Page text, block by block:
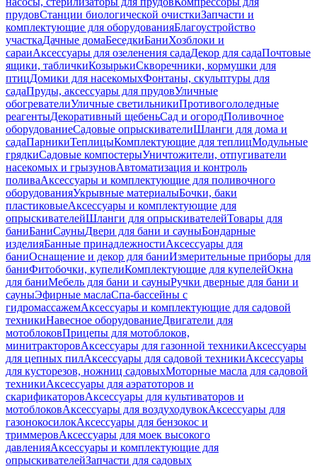
прудовСтанции биологической очисткиЗапчасти и
комплектующие для оборудованияБлагоустройство
участкаДачные домаБеседкиБаниХозблоки и
сараиАксессуары для озеленения садаДекор для садаПочтовые
ящики, табличкиКозырькиСкворечники, кормушки для
птицДомики для насекомыхФонтаны, скульптуры для
садаПруды, аксессуары для прудовУличные
обогревателиУличные светильникиПротивогололедные
реагентыДекоративный щебеньСад и огородПоливочное
оборудованиеСадовые опрыскивателиШланги для дома и
садаПарникиТеплицыКомплектующие для теплицМодульные
грядкиСадовые компостерыУничтожители, отпугиватели
насекомых и грызуновАвтоматизация и контроль
поливаАксессуары и комплектующие для поливочного
оборудованияУкрывные материалыБочки, баки
пластиковыеАксессуары и комплектующие для
опрыскивателейШланги для опрыскивателейТовары для
баниБаниСауныДвери для бани и сауныБондарные
изделияБанные принадлежностиАксессуары для
баниОснащение и декор для баниИзмерительные приборы для
баниФитобочки, купелиКомплектующие для купелейОкна
для баниМебель для бани и сауныРучки дверные для бани и
сауныЭфирные маслаСпа-бассейны с
гидромассажемАксессуары и комплектующие для садовой
техникиНавесное оборудованиеДвигатели для
мотоблоковПрицепы для мотоблоков,
минитракторовАксессуары для газонной техникиАксессуары
для цепных пилАксессуары для садовой техникиАксессуары
для кусторезов, ножниц садовыхМоторные масла для садовой
техникиАксессуары для аэратоторов и
скарификаторовАксессуары для культиваторов и
мотоблоковАксессуары для воздуходувокАксессуары для
газонокосилокАксессуары для бензокос и
триммеровАксессуары для моек высокого
давленияАксессуары и комплектующие для
опрыскивателейЗапчасти для садовых